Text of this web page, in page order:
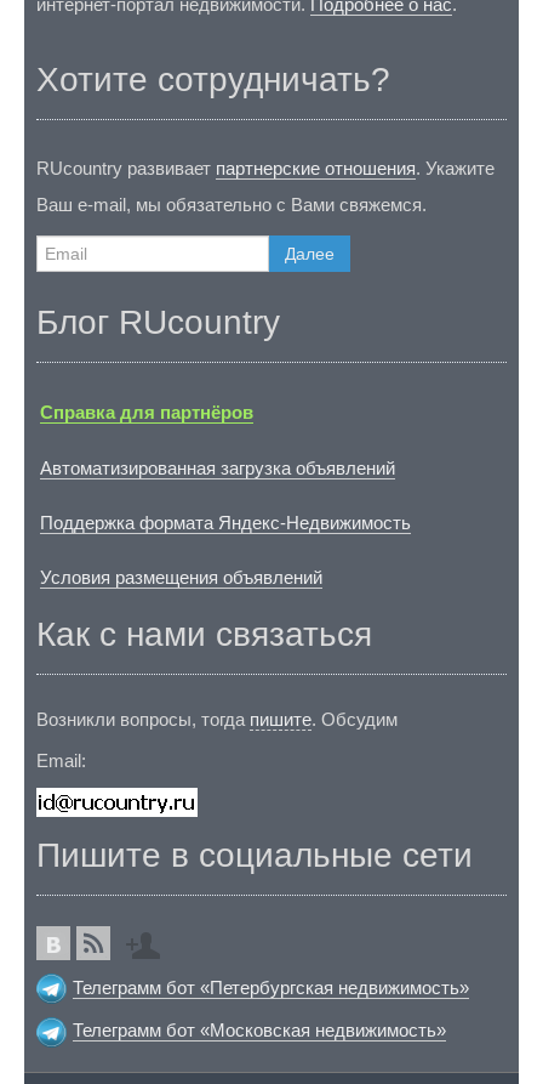
интернет-портал недвижимости. Подробнее о нас.
Хотите сотрудничать?
RUcountry развивает партнерские отношения. Укажите
Ваш e-mail, мы обязательно с Вами свяжемся.
Далее
Блог RUcountry
Справка для партнёров
Автоматизированная загрузка объявлений
Поддержка формата Яндекс-Недвижимость
Условия размещения объявлений
Как с нами связаться
Возникли вопросы, тогда пишите. Обсудим
Email:
Пишите в социальные сети
Телеграмм бот «Петербургская недвижимость»
Телеграмм бот «Московская недвижимость»